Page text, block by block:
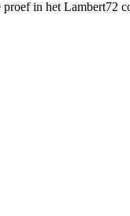
in het Lambert72